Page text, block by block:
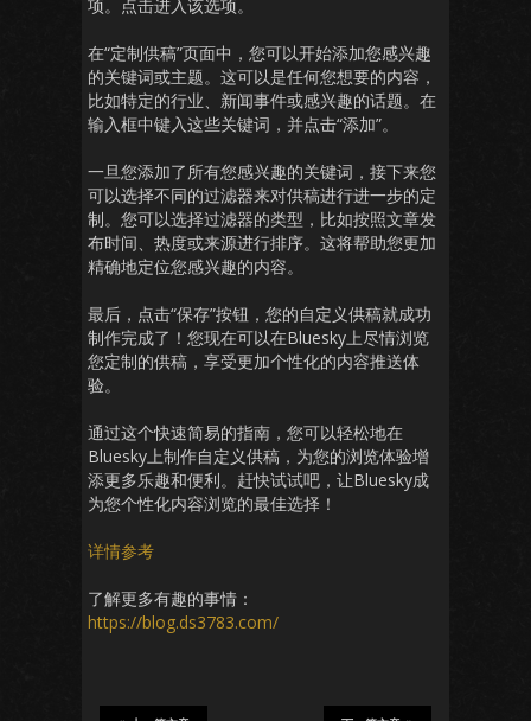
项。点击进入该选项。
在“定制供稿”页面中，您可以开始添加您感兴趣
的关键词或主题。这可以是任何您想要的内容，
比如特定的行业、新闻事件或感兴趣的话题。在
输入框中键入这些关键词，并点击“添加”。
一旦您添加了所有您感兴趣的关键词，接下来您
可以选择不同的过滤器来对供稿进行进一步的定
制。您可以选择过滤器的类型，比如按照文章发
布时间、热度或来源进行排序。这将帮助您更加
精确地定位您感兴趣的内容。
最后，点击“保存”按钮，您的自定义供稿就成功
制作完成了！您现在可以在Bluesky上尽情浏览
您定制的供稿，享受更加个性化的内容推送体
验。
通过这个快速简易的指南，您可以轻松地在
Bluesky上制作自定义供稿，为您的浏览体验增
添更多乐趣和便利。赶快试试吧，让Bluesky成
为您个性化内容浏览的最佳选择！
详情参考
了解更多有趣的事情：
https://blog.ds3783.com/